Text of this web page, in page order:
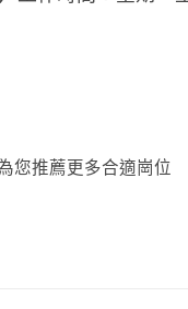
：應聘者邀約、
，高效滿足公司人
同簽訂、續簽與規
）供款及相關管理事
您推薦更多合適崗位